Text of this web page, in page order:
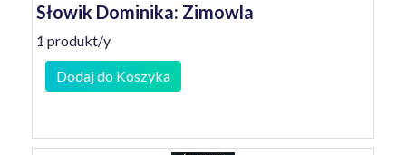
Słowik Dominika: Zimowla
1 produkt/y
Dodaj do Koszyka